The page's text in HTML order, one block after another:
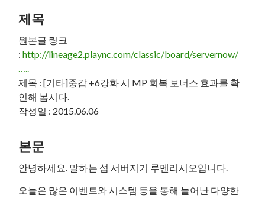
제목
원본글 링크
:http://lineage2.plaync.com/classic/board/servernow/
…..
제목 : [기타]중갑 +6강화 시 MP 회복 보너스 효과를 확
인해 봅시다.
작성일 : 2015.06.06
본문
안녕하세요. 말하는 섬 서버지기 루멘리시오입니다.
오늘은 많은 이벤트와 시스템 등을 통해 늘어난 다양한